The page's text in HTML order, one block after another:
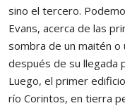
sino el tercero.
Evans, acerca de las
sombra de un maitén o
después de su llegada
Luego, el primer
río Corintos, en tierra